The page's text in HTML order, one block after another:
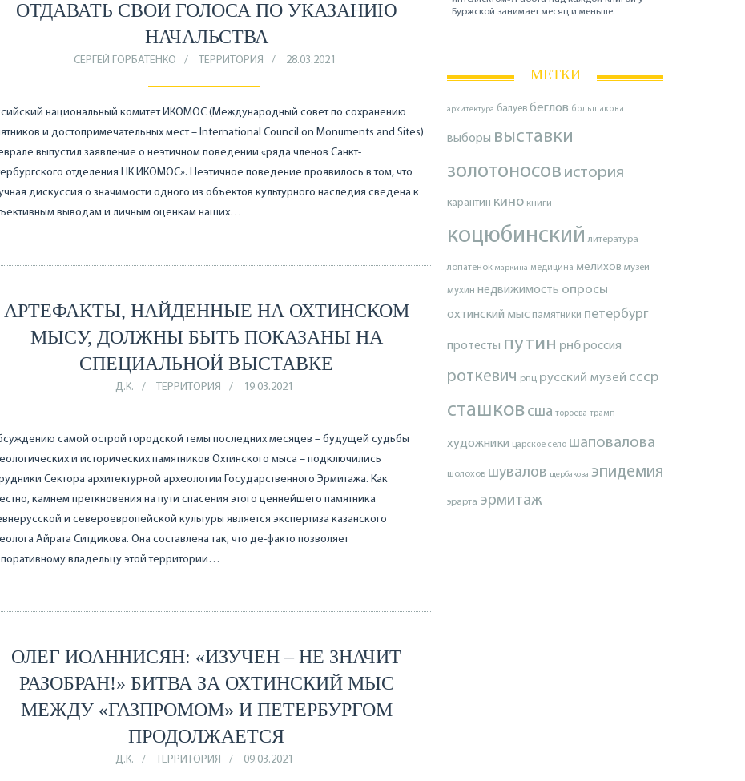
ОТДАВАТЬ СВОИ ГОЛОСА ПО УКАЗАНИЮ
НАЧАЛЬСТВА
СЕРГЕЙ ГОРБАТЕНКО ТЕРРИТОРИЯ 28.03.2021
национальный комитет ИКОМОС (Международный совет по сохранению
и достопримечательных мест – International Council on Monuments and Sites)
выпустил заявление о неэтичном поведении «ряда членов Санкт-
отделения НК ИКОМОС». Неэтичное поведение проявилось в том, что
дискуссия о значимости одного из объектов культурного наследия сведена к
выводам и личным оценкам наших…
АРТЕФАКТЫ, НАЙДЕННЫЕ НА ОХТИНСКОМ
МЫСУ, ДОЛЖНЫ БЫТЬ ПОКАЗАНЫ НА
СПЕЦИАЛЬНОЙ ВЫСТАВКЕ
Д.К. ТЕРРИТОРИЯ 19.03.2021
самой острой городской темы последних месяцев – будущей судьбы
и исторических памятников Охтинского мыса – подключились
Сектора архитектурной археологии Государственного Эрмитажа. Как
камнем преткновения на пути спасения этого ценнейшего памятника
и североевропейской культуры является экспертиза казанского
Айрата Ситдикова. Она составлена так, что де-факто позволяет
владельцу этой территории…
ОЛЕГ ИОАННИСЯН: «ИЗУЧЕН – НЕ ЗНАЧИТ
РАЗОБРАН!» БИТВА ЗА ОХТИНСКИЙ МЫС
МЕЖДУ «ГАЗПРОМОМ» И ПЕТЕРБУРГОМ
ПРОДОЛЖАЕТСЯ
Д.К. ТЕРРИТОРИЯ 09.03.2021
Буржской занимает месяц и меньше.
МЕТКИ
архитектура балуев беглов большакова
выборы выставки
золотоносов история
карантин кино книги
коцюбинский литература
лопатенок маркина медицина мелихов музеи
мухин недвижимость опросы
охтинский мыс памятники петербург
протесты путин рнброссия
роткевич рпц русский музей ссср
сташков сша тороева трамп
художники царское село шаповалова
шолохов шувалов щербакова эпидемия
эрарта эрмитаж